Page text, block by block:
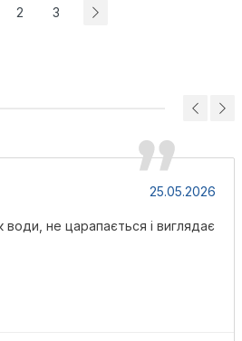
2 3
25.05.2026
води, не царапається і виглядає